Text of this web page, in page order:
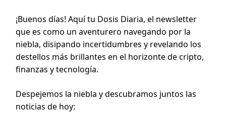
¡Buenos días! Aquí tu Dosis Diaria, el newsletter
que es como un aventurero navegando por la
niebla, disipando incertidumbres y revelando los
destellos más brillantes en el horizonte de cripto,
finanzas y tecnología.
Despejemos la niebla y descubramos juntos las
noticias de hoy: